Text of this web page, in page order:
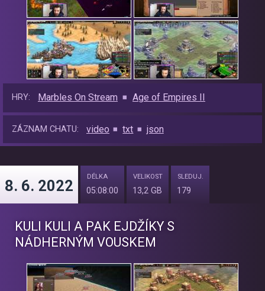
HRY: Marbles On Stream Age of Empires II
ZÁZNAM CHATU: video txt json
8. 6. 2022
DÉLKA
05:08:00
VELIKOST
13,2 GB
SLEDUJ.
179
KULI KULI A PAK EJDŽÍKY S
NÁDHERNÝM VOUSKEM